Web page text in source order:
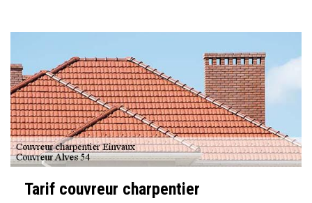
Tarif couvreur charpentier